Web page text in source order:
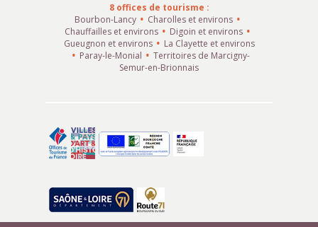
8 offices de tourisme :
Bourbon-Lancy
Charolles et environs
Chauffailles et environs
Digoin et environs
Gueugnon et environs
La Clayette et environs
Paray-le-Monial
Territoires de Marcigny-
Semur-en-Brionnais